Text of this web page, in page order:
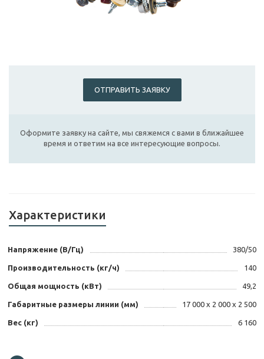
ОТПРАВИТЬ ЗАЯВКУ
Оформите заявку на сайте, мы свяжемся с вами в ближайшее
время и ответим на все интересующие вопросы.
Характеристики
Напряжение (В/Гц) 380/50
Производительность (кг/ч) 140
Общая мощность (кВт) 49,2
Габаритные размеры линии (мм) 17 000 х 2 000 х 2 500
Вес (кг) 6 160